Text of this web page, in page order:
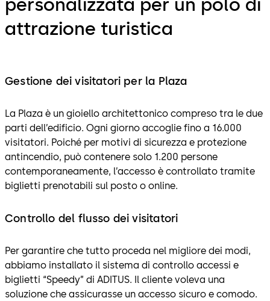
personalizzata per un polo di
attrazione turistica
Gestione dei visitatori per la Plaza
La Plaza è un gioiello architettonico compreso tra le due
parti dell’edificio. Ogni giorno accoglie fino a 16.000
visitatori. Poiché per motivi di sicurezza e protezione
antincendio, può contenere solo 1.200 persone
contemporaneamente, l’accesso è controllato tramite
biglietti prenotabili sul posto o online.
Controllo del flusso dei visitatori
Per garantire che tutto proceda nel migliore dei modi,
abbiamo installato il sistema di controllo accessi e
biglietti “Speedy” di ADITUS. Il cliente voleva una
soluzione che assicurasse un accesso sicuro e comodo.